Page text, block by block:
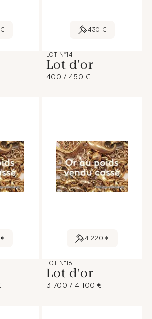
430 €
LOT N°14
Lot d'or
400 / 450 €
4 220 €
LOT N°16
Lot d'or
3 700 / 4 100 €